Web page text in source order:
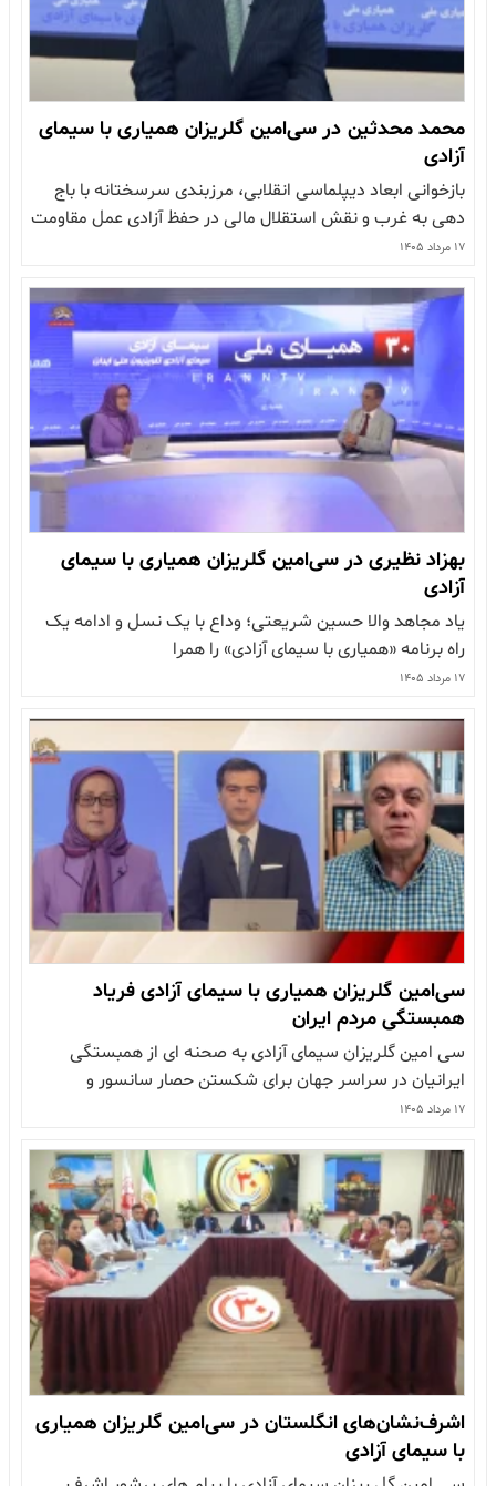
محمد محدثین در سی‌امین گلریزان همیاری با سیمای
آزادی
بازخوانی ابعاد دیپلماسی انقلابی، مرزبندی سرسختانه با باج
دهی به غرب و نقش استقلال مالی در حفظ آزادی عمل مقاومت
در گفت وگو با محمد محدثین گشودن دفتر همیاری با یاد و
۱۷ مرداد ۱۴۰۵
بهزاد نظیری در سی‌امین گلریزان همیاری با سیمای
آزادی
یاد مجاهد والا حسین شریعتی؛ وداع با یک نسل و ادامه یک
راه برنامه «همیاری با سیمای آزادی» را همرا
۱۷ مرداد ۱۴۰۵
سی‌امین گلریزان همیاری با سیمای آزادی فریاد
همبستگی مردم ایران
سی امین گلریزان سیمای آزادی به صحنه ای از همبستگی
ایرانیان در سراسر جهان برای شکستن حصار سانسور و
استبداد تبدیل شده است. گفتگو با مهری بهبودی برنامه
۱۷ مرداد ۱۴۰۵
اشرف‌نشان‌های انگلستان در سی‌امین گلریزان همیاری
با سیمای آزادی